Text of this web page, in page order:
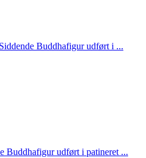
Buddhafigur udført i ...
Buddhafigur udført i patineret ...